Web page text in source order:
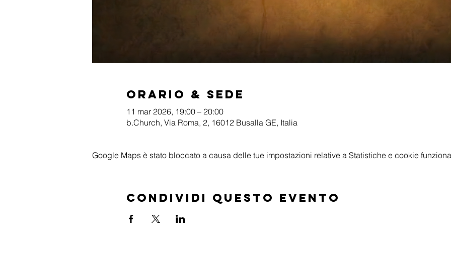
Orario & Sede
11 mar 2026, 19:00 – 20:00
b.Church, Via Roma, 2, 16012 Busalla GE, Italia
Google Maps è stato bloccato a causa delle tue impostazioni relative a Statistiche e cookie
Condividi questo evento